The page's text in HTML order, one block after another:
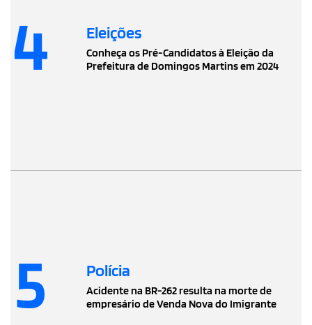
4 Eleições
Conheça os Pré-Candidatos à Eleição da
Prefeitura de Domingos Martins em 2024
5 Polícia
Acidente na BR-262 resulta na morte de
empresário de Venda Nova do Imigrante